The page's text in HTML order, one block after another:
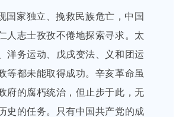
国家独立、挽救民族危亡，中国
人志士孜孜不倦地探索寻求。太
洋务运动、戊戌变法、义和团运
等都未能取得成功。辛亥革命虽
府的腐朽统治，但止步于此，无
史的任务。只有中国共产党的成